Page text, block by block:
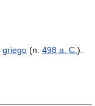
griego (n. 498 a. C. ).